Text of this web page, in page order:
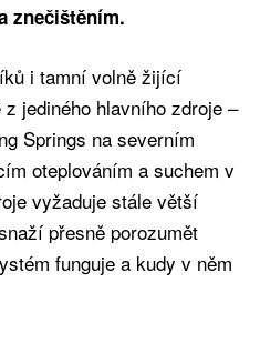
znečištěním.
i tamní volně žijící
jediného hlavního zdroje –
Springs na severním
oteplováním a suchem v
vyžaduje stále větší
přesně porozumět
funguje a kudy v něm